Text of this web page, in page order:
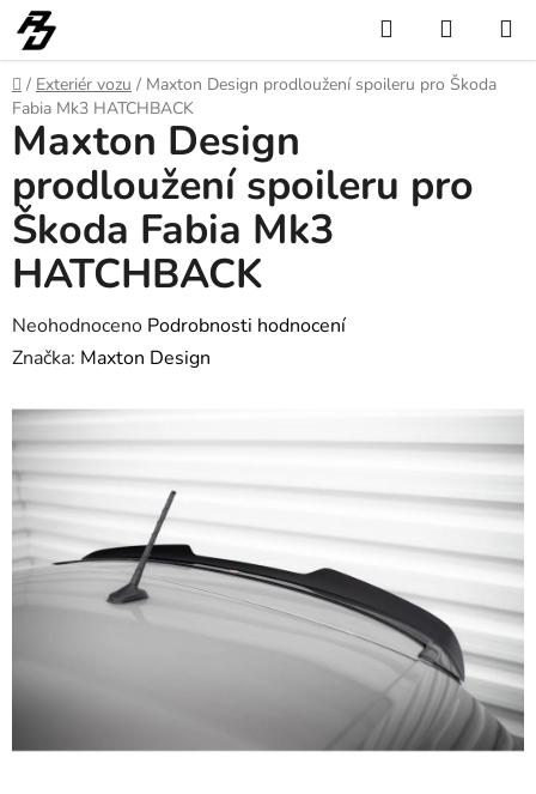
Přejít
na
obsah
Hledat
KOŠÍK
Domů
/ Exteriér vozu / Maxton Design prodloužení spoileru pro Škoda
Fabia Mk3 HATCHBACK
Maxton Design
prodloužení spoileru pro
Škoda Fabia Mk3
HATCHBACK
Průměrné
hodnocení
je
0,0
z
hvězdiček.
Neohodnoceno Podrobnosti hodnocení
Značka: Maxton Design